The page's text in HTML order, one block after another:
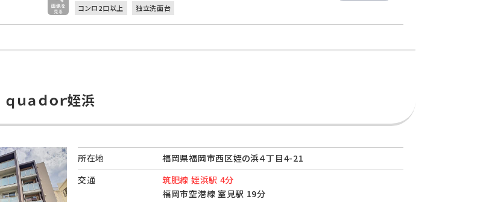
コンロ2口以上
独立洗面台
ｑｕａｄｏｒ姪浜
所在地
福岡県福岡市西区姪の浜４丁目4-21
交通
筑肥線 姪浜駅 4分
福岡市空港線 室見駅 19分